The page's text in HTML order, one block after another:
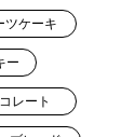
ツケーキ
ー
レート